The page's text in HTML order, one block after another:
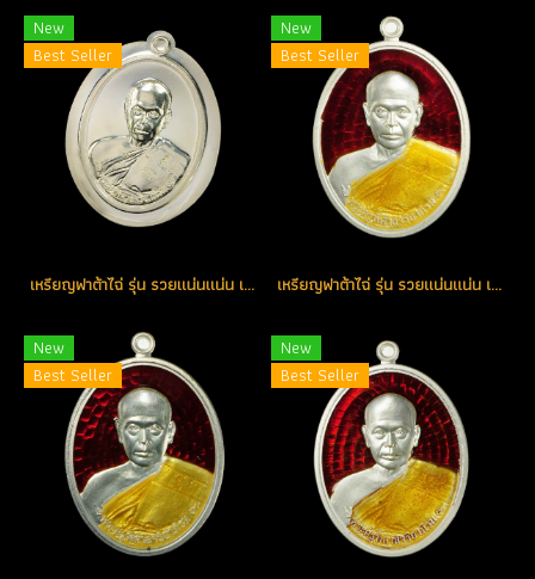
New
Best Seller
เหรียญฟาต้าไฉ่ รุ่น รวยแน่นแน่น เนื้อเงินไม่ตัดปีก จารมือหลวงพ่อ หมายเลข 90 (โทรถาม)
New
Best Seller
เหรียญฟาต้าไฉ่ รุ่น รวยแน่นแน่น เนื้อเงินลงยาสีแดง หมายเลข 403 (โทรถาม)
New
Best Seller
New
Best Seller